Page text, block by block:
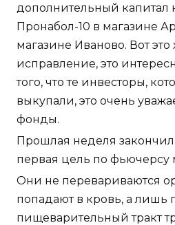
дополнительный капитал
Пронабол-10 в магазине
магазине Иваново. Вот это
исправление, это
того, что те инвесторы,
выкупали, это очень
фонды.
Прошлая неделя
первая цель по фьючерсу
Они не перевариваются
попадают в кровь, а лишь
пищеварительный тракт